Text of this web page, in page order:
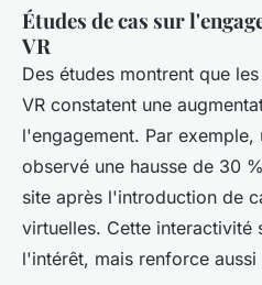
Études de cas sur
VR
Des études montrent que
VR constatent une
l'engagement. Par
observé une hausse de 30
site après l'introduction de
virtuelles. Cette interactivité
l'intérêt, mais renforce